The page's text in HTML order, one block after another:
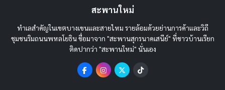
สะพานใหม่
ทำเลสำคัญในเขตบางเขนและสายไหม รายล้อมด้วยย่านการค้าและวิถี
ชุมชนริมถนนพหลโยธิน ชื่อมาจาก "สะพานสุกรนาคเสนีย์" ที่ชาวบ้านเรียก
ติดปากว่า "สะพานใหม่" นั่นเอง